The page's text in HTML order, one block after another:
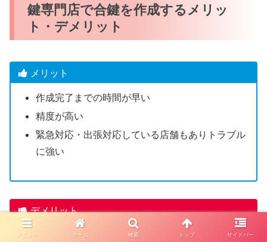
鍵専門店で合鍵を作成するメリッ
ト・デメリット
メリット
作成完了までの時間が早い
精度が高い
緊急対応・出張対応している店舗もありトラブル
に強い
デメリット
一部のディンプルキーは店舗で合鍵作成できない
メニュー ホーム 検索 トップ サイドバー